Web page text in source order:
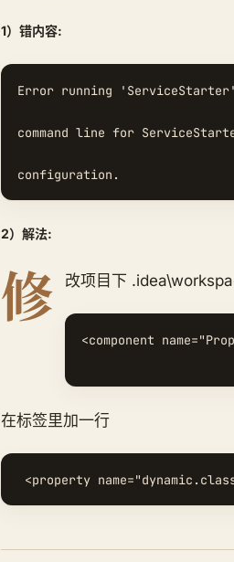
1）错内容:
Error running
command line for
2）解法:
修 改项目下
<component
在标签里加一行